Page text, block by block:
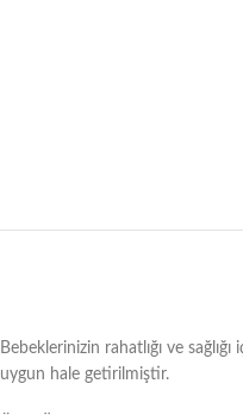
Bebeklerinizin rahatlığı ve
uygun hale getirilmiştir.